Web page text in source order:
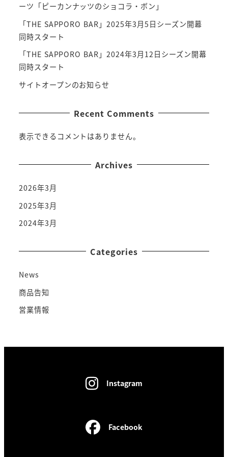
ーツ「ピーカンナッツのショコラ・ボン」
「THE SAPPORO BAR」2025年3月5日シーズン開幕
同時スタート
「THE SAPPORO BAR」2024年3月12日シーズン開幕
同時スタート
サイトオープンのお知らせ
Recent Comments
表示できるコメントはありません。
Archives
2026年3月
2025年3月
2024年3月
Categories
News
商品告知
営業情報
Instagram
Facebook